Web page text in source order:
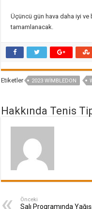
Üçüncü gün hava daha iyi ve
tamamlanacak.
Etiketler 2023 WIMBLEDON
Hakkında Tenis
Önceki
Salı Programında Yağış